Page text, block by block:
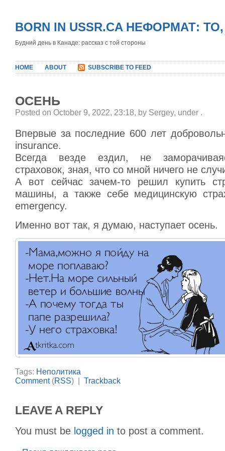
BORN IN USSR.CA НЕФОРМАТ:
Будний день в Канаде: рассказ с той стороны
HOME ABOUT SUBSCRIBE TO FEED
ОСЕНЬ
Posted on October 9, 2022, 23:18, by Sergey, under .
Впервые за последние 600 лет
insurance.
Всегда везде ездил, не
страховок, зная, что со мной ничего не
А вот сейчас зачем-то решил купить
машины, а также себе медицинскую
emergency.
Именно вот так, я думаю, наступает осень.
Tags: Неполитика
Comment(RSS) | Trackback
LEAVE A REPLY
You must be logged in to post a comment.